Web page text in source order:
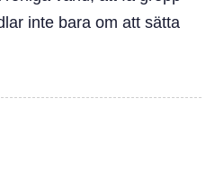
inte bara om att sätta